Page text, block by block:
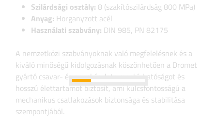
Szilárdsági osztály: 8 (szakítószilárdság 800 MPa)
Anyag: Horganyzott acél
Használati szabvány: DIN 985, PN 82175
A nemzetközi szabványoknak való megfelelésnek és a
kiváló minőségű kidolgozásnak köszönhetően a Dromet
gyártó csavar- és anyakészlete megbízhatóságot és
hosszú élettartamot biztosít, ami kulcsfontosságú a
mechanikus csatlakozások biztonsága és stabilitása
szempontjából.